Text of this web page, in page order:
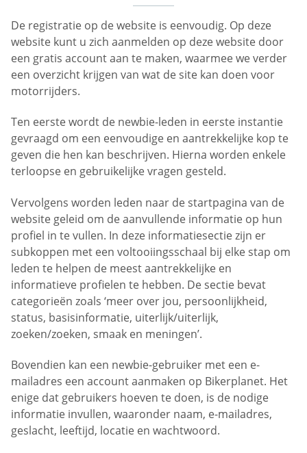
De registratie op de website is eenvoudig. Op deze
website kunt u zich aanmelden op deze website door
een gratis account aan te maken, waarmee we verder
een overzicht krijgen van wat de site kan doen voor
motorrijders.
Ten eerste wordt de newbie-leden in eerste instantie
gevraagd om een eenvoudige en aantrekkelijke kop te
geven die hen kan beschrijven. Hierna worden enkele
terloopse en gebruikelijke vragen gesteld.
Vervolgens worden leden naar de startpagina van de
website geleid om de aanvullende informatie op hun
profiel in te vullen. In deze informatiesectie zijn er
subkoppen met een voltooiingsschaal bij elke stap om
leden te helpen de meest aantrekkelijke en
informatieve profielen te hebben. De sectie bevat
categorieën zoals ‘meer over jou, persoonlijkheid,
status, basisinformatie, uiterlijk/uiterlijk,
zoeken/zoeken, smaak en meningen’.
Bovendien kan een newbie-gebruiker met een e-
mailadres een account aanmaken op Bikerplanet. Het
enige dat gebruikers hoeven te doen, is de nodige
informatie invullen, waaronder naam, e-mailadres,
geslacht, leeftijd, locatie en wachtwoord.